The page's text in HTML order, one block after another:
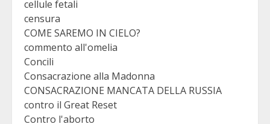
cellule fetali
censura
COME SAREMO IN CIELO?
commento all'omelia
Concili
Consacrazione alla Madonna
CONSACRAZIONE MANCATA DELLA RUSSIA
contro il Great Reset
Contro l'aborto